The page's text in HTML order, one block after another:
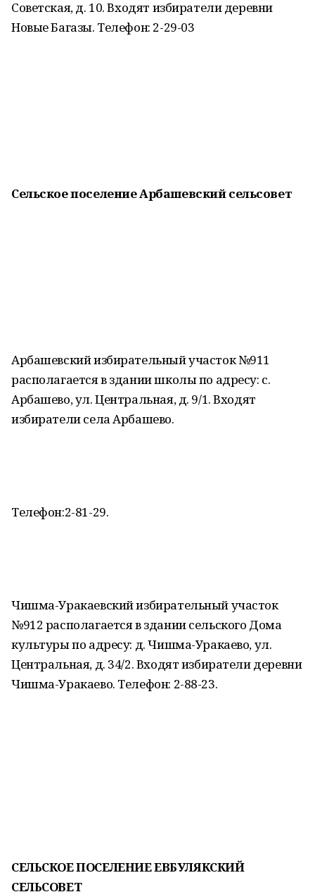
Советская, д. 10. Входят избиратели деревни
Новые Багазы. Телефон: 2-29-03
Сельское поселение Арбашевский сельсовет
Арбашевский избирательный участок №911
располагается в здании школы по адресу: с.
Арбашево, ул. Центральная, д. 9/1. Входят
избиратели села Арбашево.
Телефон:2-81-29.
Чишма-Уракаевский избирательный участок
№912 располагается в здании сельского Дома
культуры по адресу: д. Чишма-Уракаево, ул.
Центральная, д. 34/2. Входят избиратели деревни
Чишма-Уракаево. Телефон: 2-88-23.
СЕЛЬСКОЕ ПОСЕЛЕНИЕ ЕВБУЛЯКСКИЙ
СЕЛЬСОВЕТ